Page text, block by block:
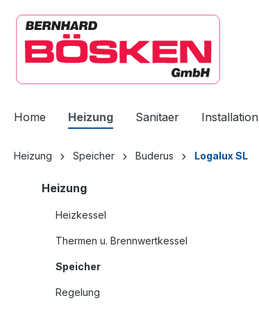
Zur Hauptnavigation springen
Home Heizung Sanitaer Installation
Heizung Speicher Buderus Logalux SL
Heizung
Heizkessel
Thermen u. Brennwertkessel
Speicher
Regelung